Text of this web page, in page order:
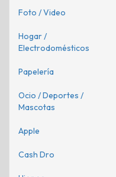
Foto / Video
Hogar /
Electrodomésticos
Papelería
Ocio / Deportes /
Mascotas
Apple
Cash Dro